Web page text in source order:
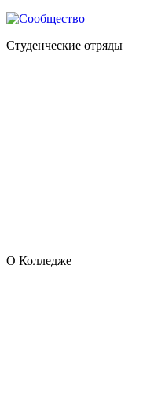
Студенческие отряды
О Колледже